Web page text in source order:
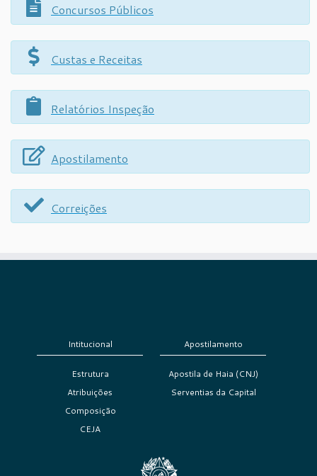
Concursos Públicos
Custas e Receitas
Relatórios Inspeção
Apostilamento
Correições
Intitucional
Estrutura
Atribuições
Composição
CEJA
Apostilamento
Apostila de Haia (CNJ)
Serventias da Capital